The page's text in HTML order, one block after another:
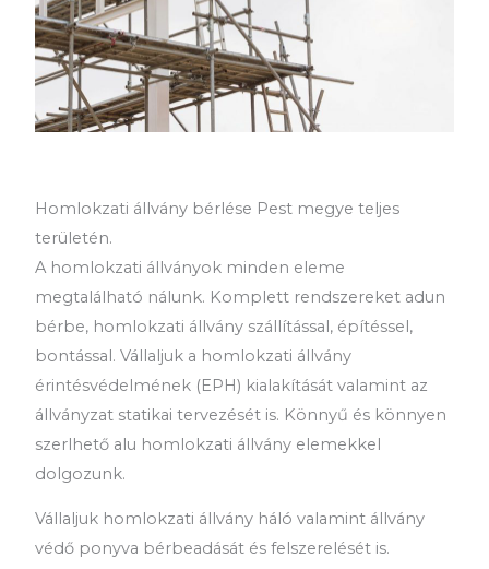
Homlokzati állvány bérlése Pest megye teljes
területén.
A homlokzati állványok minden eleme
megtalálható nálunk. Komplett rendszereket adun
bérbe, homlokzati állvány szállítással, építéssel,
bontással. Vállaljuk a homlokzati állvány
érintésvédelmének (EPH) kialakítását valamint az
állványzat statikai tervezését is. Könnyű és könnyen
szerlhető alu homlokzati állvány elemekkel
dolgozunk.
Vállaljuk homlokzati állvány háló valamint állvány
védő ponyva bérbeadását és felszerelését is.